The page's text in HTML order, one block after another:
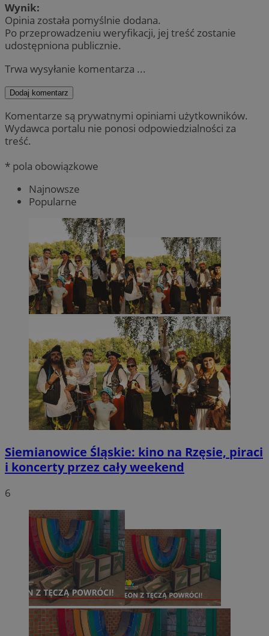
Wynik:
Opinia została pomyślnie dodana.
Po przeprowadzeniu weryfikacji, jej treść zostanie
udostępniona publicznie.
Trwa wysyłanie komentarza ...
Dodaj komentarz
Komentarze są prywatnymi opiniami użytkowników.
Wydawca portalu nie ponosi odpowiedzialności za
treść.
* pola obowiązkowe
Najnowsze
Popularne
Siemianowice Śląskie: kino na Rzęsie, piraci
i koncerty przez cały weekend
6